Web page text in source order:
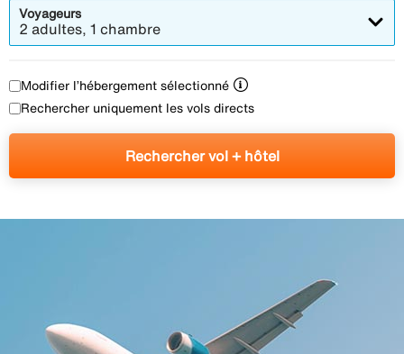
Voyageurs
2 adultes, 1 chambre
Modifier l’hébergement sélectionné
Rechercher uniquement les vols directs
Rechercher vol + hôtel